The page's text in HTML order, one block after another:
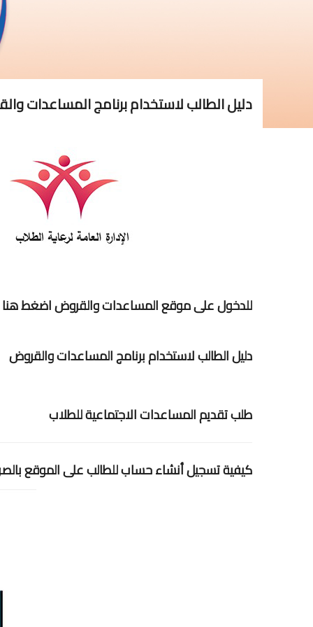
دليل الطالب لاستخدام برنامج المساعدات
للدخول على موقع المساعدات والقروض اضغط هنا
دليل الطالب لاستخدام برنامج المساعدات والقروض
طلب تقديم المساعدات الاجتماعية للطلاب
كيفية تسجيل أنشاء حساب للطالب على الموقع